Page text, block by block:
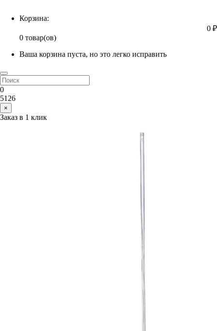
Корзина:
0 ₽
0 товар(ов)
Ваша корзина пуста, но это легко исправить
0
5126
×
Заказ в 1 клик